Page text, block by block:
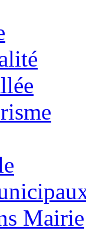
Mairie